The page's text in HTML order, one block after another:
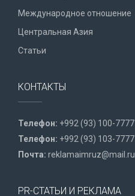
Международное отношение
Центральная Азия
Статьи
КОНТАКТЫ
Телефон: +992 (93) 100-7777
Телефон: +992 (93) 103-7777
Почта: reklamaimruz@mail.ru
PR-СТАТЬИ И РЕКЛАМА